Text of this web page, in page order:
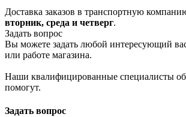
Доставка заказов в транспортную
вторник, среда и четверг.
Задать вопрос
Вы можете задать любой интересующий
или работе магазина.
Наши квалифицированные специалисты
помогут.
Задать вопрос